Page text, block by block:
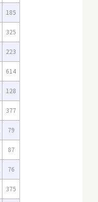
185
325
223
614
128
377
79
87
76
375